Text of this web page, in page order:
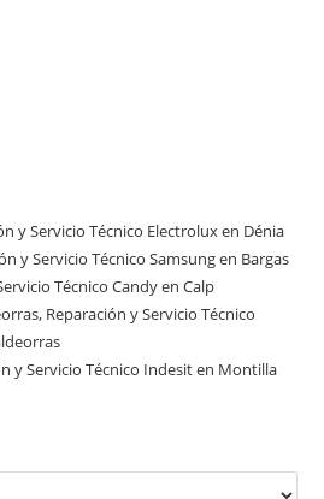
y Servicio Técnico Electrolux en Dénia
y Servicio Técnico Samsung en Bargas
Técnico Candy en Calp
Reparación y Servicio Técnico
y Servicio Técnico Indesit en Montilla